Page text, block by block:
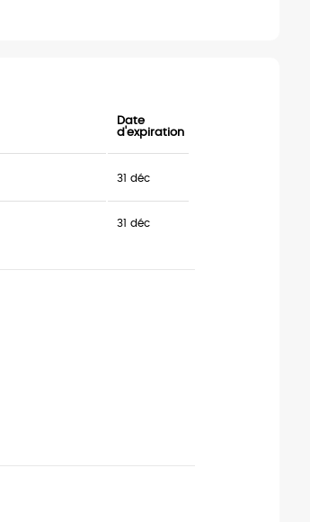
Date
d'expiration
31 déc
31 déc